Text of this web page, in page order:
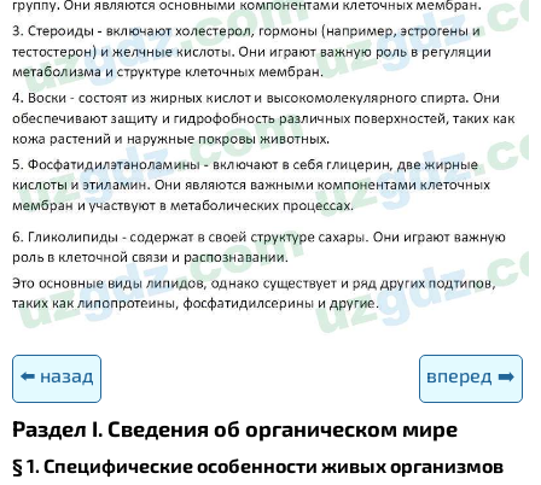
⬅️ назад вперед ➡️
Раздел I. Сведения об органическом мире
§ 1. Специфические особенности живых организмов